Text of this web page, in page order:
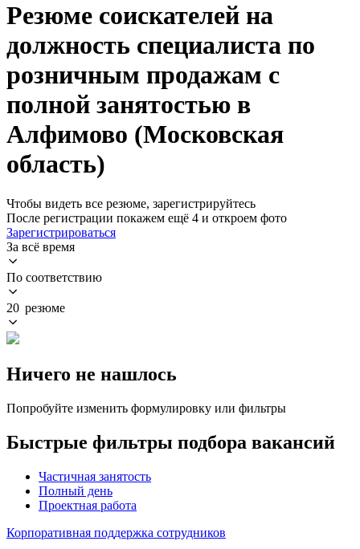
Резюме соискателей на
должность специалиста по
розничным продажам с
полной занятостью в
Алфимово (Московская
область)
Чтобы видеть все резюме, зарегистрируйтесь
После регистрации покажем ещё 4 и откроем фото
Зарегистрироваться
За всё время
По соответствию
20 резюме
Ничего не нашлось
Попробуйте изменить формулировку или фильтры
Быстрые фильтры подбора вакансий
Частичная занятость
Полный день
Проектная работа
Корпоративная поддержка сотрудников